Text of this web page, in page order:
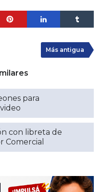
Más antigua
para
con libreta de
Comercial